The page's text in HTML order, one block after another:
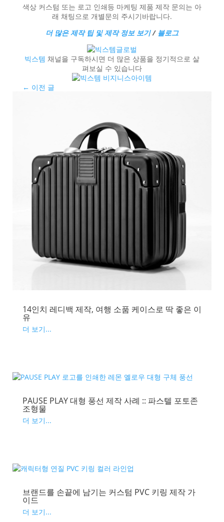
색상 커스텀 또는 로고 인쇄등 마케팅 제품 제작 문의는 아
래 채팅으로 개별문의 주시기바랍니다.
더 많은 제작 팁 및 제작 정보 보기/ 블로그
빅스템 채널을 구독하시면 더 많은 상품을 정기적으로 살
펴보실 수 있습니다
← 이전 글
14인치 레디백 제작, 여행 소품 케이스로 딱 좋은 이
유
더 보기...
PAUSE PLAY 대형 풍선 제작 사례 :: 파스텔 포토존
조형물
더 보기...
브랜드를 손끝에 남기는 커스텀 PVC 키링 제작 가
이드
더 보기...